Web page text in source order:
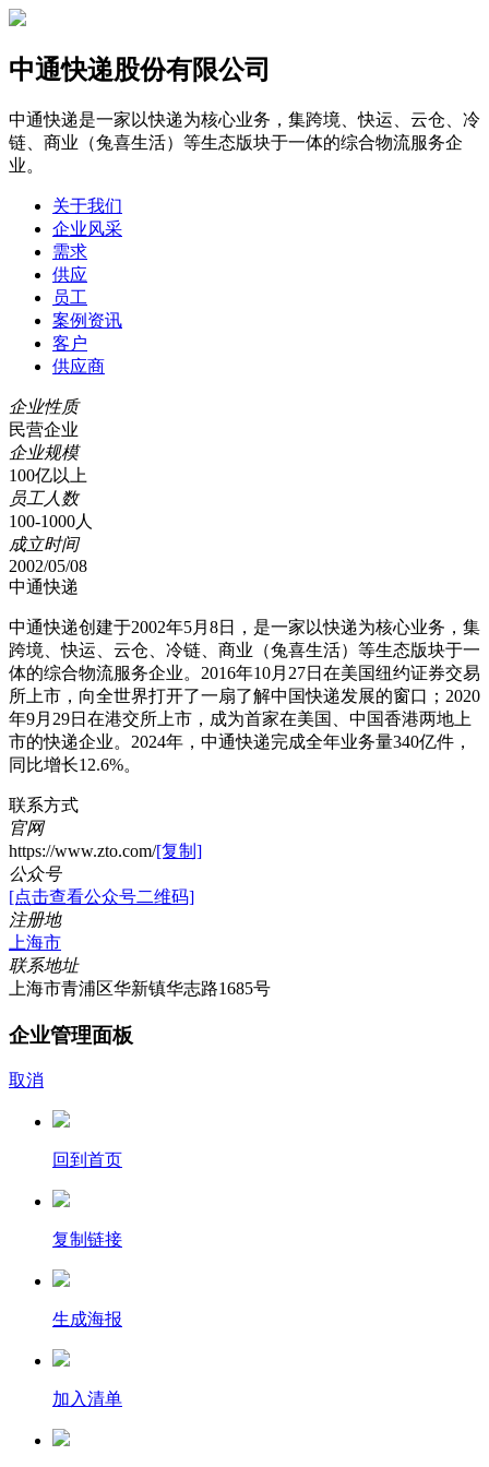
中通快递股份有限公司
中通快递是一家以快递为核心业务，集跨境、快运、云仓、冷
链、商业（兔喜生活）等生态版块于一体的综合物流服务企
业。
关于我们
企业风采
需求
供应
员工
案例资讯
客户
供应商
企业性质
民营企业
企业规模
100亿以上
员工人数
100-1000人
成立时间
2002/05/08
中通快递
中通快递创建于2002年5月8日，是一家以快递为核心业务，集
跨境、快运、云仓、冷链、商业（兔喜生活）等生态版块于一
体的综合物流服务企业。2016年10月27日在美国纽约证券交易
所上市，向全世界打开了一扇了解中国快递发展的窗口；2020
年9月29日在港交所上市，成为首家在美国、中国香港两地上
市的快递企业。2024年，中通快递完成全年业务量340亿件，
同比增长12.6%。
联系方式
官网
https://www.zto.com/[复制]
公众号
[点击查看公众号二维码]
注册地
上海市
联系地址
上海市青浦区华新镇华志路1685号
企业管理面板
取消
回到首页
复制链接
生成海报
加入清单